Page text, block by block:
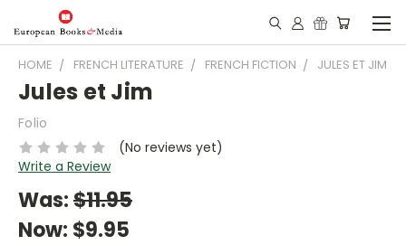
HOME FRENCH LITERATURE FRENCH FICTION JULES ET JIM
Jules et Jim
Folio
(No reviews yet)
Write a Review
Was:$11.95
Now: $9.95